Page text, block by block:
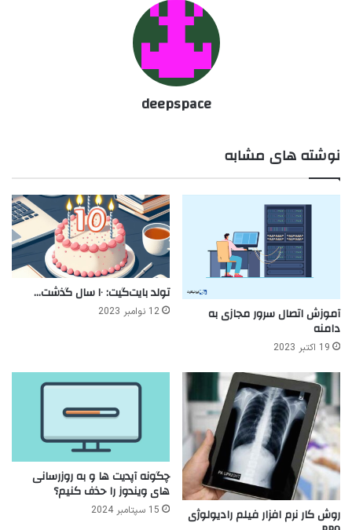
deepspace
نوشته های مشابه
آموزش اتصال سرور مجازی به
دامنه
19 اکتبر 2023
تولد بایت‌گیت: ۱۰ سال گذشت…
12 نوامبر 2023
روش کار نرم افزار فیلم رادیولوژی
چگونه آپدیت ها و به روزرسانی
های ویندوز را حذف کنیم؟
15 سپتامبر 2024